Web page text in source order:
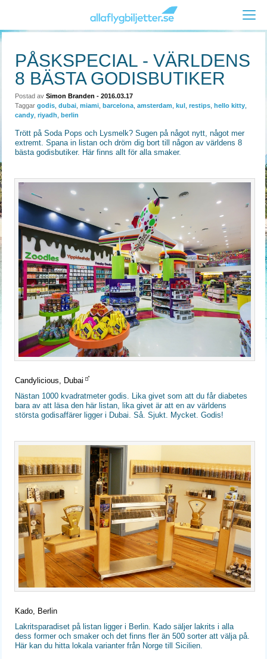
PÅSKSPECIAL - VÄRLDENS
8 BÄSTA GODISBUTIKER
Postad avSimon Branden - 2016.03.17
Taggar godis ,dubai ,miami ,barcelona ,amsterdam ,kul ,restips ,hello kitty
candy ,riyadh ,berlin
Trött på Soda Pops och Lysmelk? Sugen på något nytt, något mer
extremt. Spana in listan och dröm dig bort till någon av världens 8
bästa godisbutiker. Här finns allt för alla smaker.
Candylicious, Dubai
Nästan 1000 kvadratmeter godis. Lika givet som att du får diabetes
bara av att läsa den här listan, lika givet är att en av världens
största godisaffärer ligger i Dubai. Så. Sjukt. Mycket. Godis!
Kado, Berlin
Lakritsparadiset på listan ligger i Berlin. Kado säljer lakrits i alla
dess former och smaker och det finns fler än 500 sorter att välja på.
Här kan du hitta lokala varianter från Norge till Sicilien.